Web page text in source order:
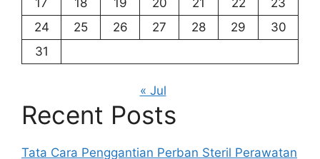
24
25 26 27 28 29
30
31
« Jul
Recent Posts
Tata Cara Penggantian Perban Steril Perawatan